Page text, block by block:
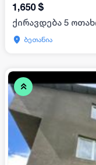
1,650 $
ქირავდება 5
ბეთანია